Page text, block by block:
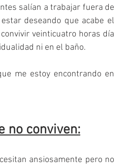
salían a trabajar fuera de
deseando que acabe el
veinticuatro horas día
ni en el baño.
me estoy encontrando en
no conviven:
ansiosamente pero no